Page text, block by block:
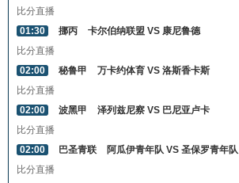
比分直播
01:30
挪丙
卡尔伯纳联盟 VS 康尼鲁德
比分直播
02:00
秘鲁甲
万卡约体育 VS 洛斯香卡斯
比分直播
02:00
波黑甲
泽列兹尼察 VS 巴尼亚卢卡
比分直播
02:00
巴圣青联
阿瓜伊青年队 VS 圣保罗青年队
比分直播